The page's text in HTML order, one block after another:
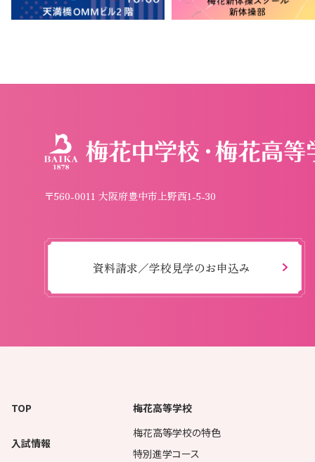
〒560-0011 大阪府豊中市上野西1-5-30
資料請求／学校見学のお申込み
TOP
入試情報
梅花高等学校
梅花高等学校の特色
特別進学コース